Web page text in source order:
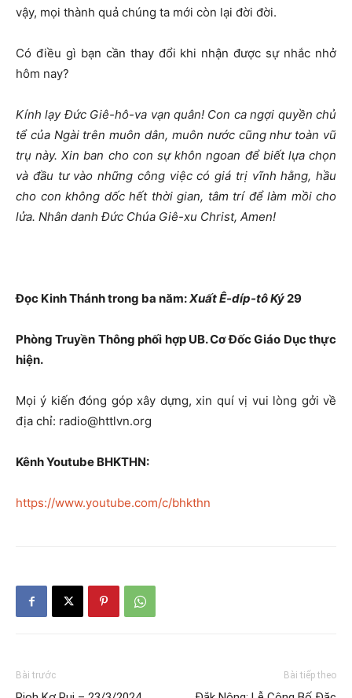
vậy, mọi thành quả chúng ta mới còn lại đời đời.
Có điều gì bạn cần thay đổi khi nhận được sự nhắc nhở
hôm nay?
Kính lạy Đức Giê-hô-va vạn quân! Con ca ngợi quyền chủ
tể của Ngài trên muôn dân, muôn nước cũng như toàn vũ
trụ này. Xin ban cho con sự khôn ngoan để biết lựa chọn
và đầu tư vào những công việc có giá trị vĩnh hằng, hầu
cho con không dốc hết thời gian, tâm trí để làm mồi cho
lửa. Nhân danh Đức Chúa Giê-xu Christ, Amen!
Đọc Kinh Thánh trong ba năm:Xuất Ê-díp-tô Ký29
Phòng Truyền Thông phối hợp UB. Cơ Đốc Giáo Dục thực
hiện.
Mọi ý kiến đóng góp xây dựng, xin quí vị vui lòng gởi về
địa chỉ: radio@httlvn.org
Kênh Youtube BHKTHN:
https://www.youtube.com/c/bhkthn
Bài trước Bài tiếp theo